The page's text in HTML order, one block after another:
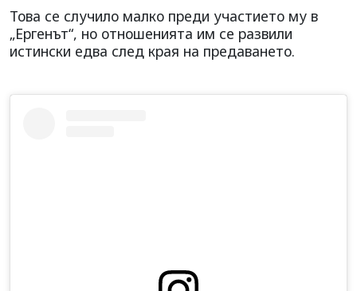
Това се случило малко преди участието му в
„Ергенът“, но отношенията им се развили
истински едва след края на предаването.